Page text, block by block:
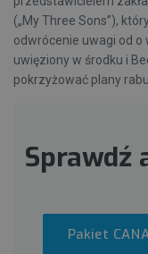
(„My Three Sons”),
odwrócenie uwagi od o
uwięziony w środku i
pokrzyżować plany
Sprawdź
Pakiet